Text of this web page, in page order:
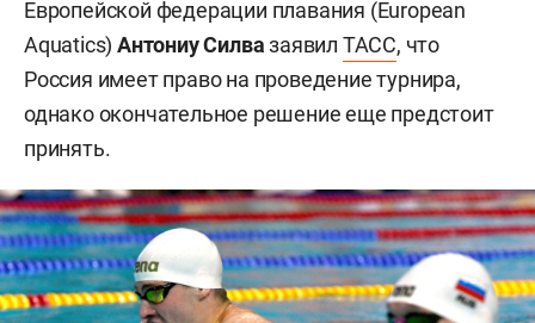
Европейской федерации плавания (European
Aquatics) Антониу Силвазаявил ТАСС, что
Россия имеет право на проведение турнира,
однако окончательное решение еще предстоит
принять.